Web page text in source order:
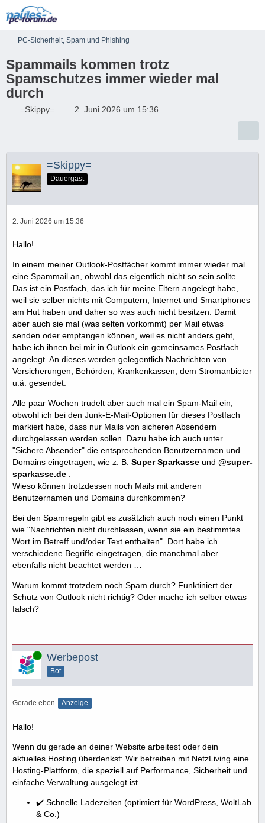
PC-Sicherheit, Spam und Phishing
Spammails kommen trotz
Spamschutzes immer wieder mal
durch
=Skippy= 2. Juni 2026 um 15:36
=Skippy=
Dauergast
2. Juni 2026 um 15:36
Hallo!
In einem meiner Outlook-Postfächer kommt immer wieder mal
eine Spammail an, obwohl das eigentlich nicht so sein sollte.
Das ist ein Postfach, das ich für meine Eltern angelegt habe,
weil sie selber nichts mit Computern, Internet und Smartphones
am Hut haben und daher so was auch nicht besitzen. Damit
aber auch sie mal (was selten vorkommt) per Mail etwas
senden oder empfangen können, weil es nicht anders geht,
habe ich ihnen bei mir in Outlook ein gemeinsames Postfach
angelegt. An dieses werden gelegentlich Nachrichten von
Versicherungen, Behörden, Krankenkassen, dem Stromanbieter
u.ä. gesendet.
Alle paar Wochen trudelt aber auch mal ein Spam-Mail ein,
obwohl ich bei den Junk-E-Mail-Optionen für dieses Postfach
markiert habe, dass nur Mails von sicheren Absendern
durchgelassen werden sollen. Dazu habe ich auch unter
"Sichere Absender" die entsprechenden Benutzernamen und
Domains eingetragen, wie z. B. Super Sparkasse und @super-
sparkasse.de
Wieso können trotzdessen noch Mails mit anderen
Benutzernamen und Domains durchkommen?
Bei den Spamregeln gibt es zusätzlich auch noch einen Punkt
wie "Nachrichten nicht durchlassen, wenn sie ein bestimmtes
Wort im Betreff und/oder Text enthalten". Dort habe ich
verschiedene Begriffe eingetragen, die manchmal aber
ebenfalls nicht beachtet werden …
Warum kommt trotzdem noch Spam durch? Funktiniert der
Schutz von Outlook nicht richtig? Oder mache ich selber etwas
falsch?
Online Werbepost
Bot
Gerade eben Anzeige
Hallo!
Wenn du gerade an deiner Website arbeitest oder dein
aktuelles Hosting überdenkst: Wir betreiben mit NetzLiving eine
Hosting-Plattform, die speziell auf Performance, Sicherheit und
einfache Verwaltung ausgelegt ist.
✔️ Schnelle Ladezeiten (optimiert für WordPress, WoltLab
& Co.)